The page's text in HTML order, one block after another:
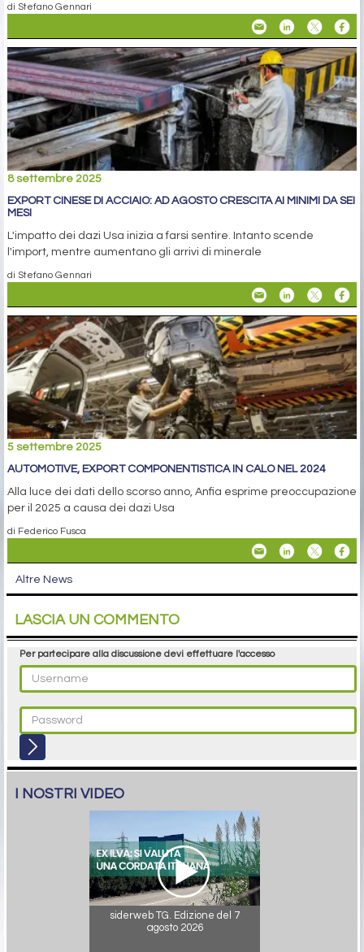
di Stefano Gennari
8 settembre 2025
EXPORT CINESE DI ACCIAIO: AD AGOSTO CRESCITA AI MINIMI DA SEI
MESI
L'impatto dei dazi Usa inizia a farsi sentire. Intanto scende
l'import, mentre aumentano gli arrivi di minerale
di Stefano Gennari
5 settembre 2025
AUTOMOTIVE, EXPORT COMPONENTISTICA IN CALO NEL 2024
Alla luce dei dati dello scorso anno, Anfia esprime preoccupazione
per il 2025 a causa dei dazi Usa
di Federico Fusca
Altre News
LASCIA UN COMMENTO
Per partecipare alla discussione devi effettuare l'accesso
I NOSTRI VIDEO
siderweb TG. Edizione del 7
agosto 2026